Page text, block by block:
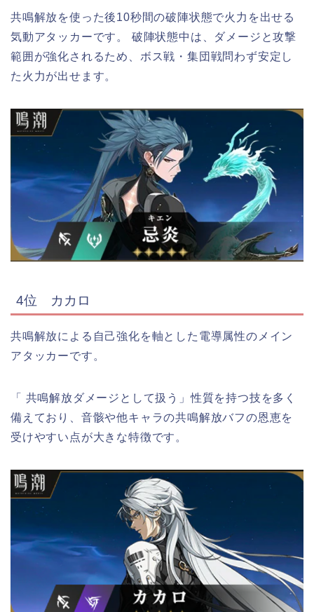
共鳴解放を使った後10秒間の破陣状態で火力を出せる
気動アタッカーです。 破陣状態中は、ダメージと攻撃
範囲が強化されるため、ボス戦・集団戦問わず安定し
た火力が出せます。
4位 カカロ
共鳴解放による自己強化を軸とした電導属性のメイン
アタッカーです。
「 共鳴解放ダメージとして扱う」性質を持つ技を多く
備えており、音骸や他キャラの共鳴解放バフの恩恵を
受けやすい点が大きな特徴です。